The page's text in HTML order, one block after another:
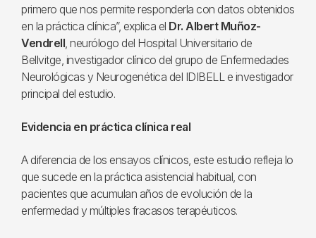
primero que nos permite responderla con datos obtenidos
en la práctica clínica”, explica el Dr. Albert Muñoz-
Vendrell, neurólogo del Hospital Universitario de
Bellvitge, investigador clínico del grupo de Enfermedades
Neurológicas y Neurogenética del IDIBELL e investigador
principal del estudio.
Evidencia en práctica clínica real
A diferencia de los ensayos clínicos, este estudio refleja lo
que sucede en la práctica asistencial habitual, con
pacientes que acumulan años de evolución de la
enfermedad y múltiples fracasos terapéuticos.